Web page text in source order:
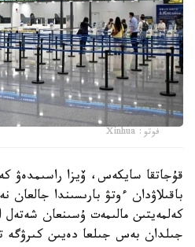
فوتو: Xinhua
قۇجاتقا سايكەس، ۆيزا راسىمدەۋ
باقىلاۋدان ءوتۋ بارىسىندا
كەلمەيتىن مالىمەت ۇسىنعان شەتەل
جىلدان بەس جىلعا دەيىن كىرۋگە